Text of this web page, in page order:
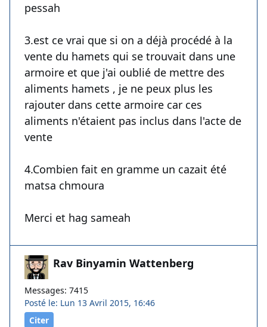
pessah
3.est ce vrai que si on a déjà procédé à la
vente du hamets qui se trouvait dans une
armoire et que j'ai oublié de mettre des
aliments hamets , je ne peux plus les
rajouter dans cette armoire car ces
aliments n'étaient pas inclus dans l'acte de
vente
4.Combien fait en gramme un cazait été
matsa chmoura
Merci et hag sameah
Rav Binyamin Wattenberg
Messages: 7415
Posté le: Lun 13 Avril 2015, 16:46
Citer